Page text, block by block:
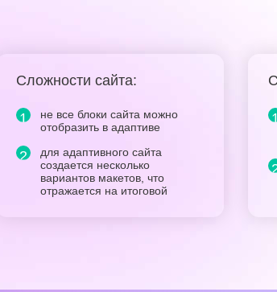
Сложности сайта:
не все блоки сайта можно
отобразить в адаптиве
для адаптивного сайта
создается несколько
вариантов макетов, что
отражается на итоговой